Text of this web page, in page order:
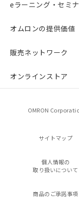
eラーニング・セミナ
オムロンの提供価値
販売ネットワーク
オンラインストア
OMRON
サイトマップ
個人情報の
取り扱いについて
商品のご承諾事項